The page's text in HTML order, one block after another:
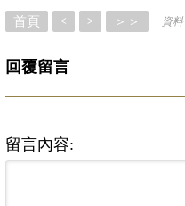
首頁 < > ＞＞ 資
回覆留言
留言內容: